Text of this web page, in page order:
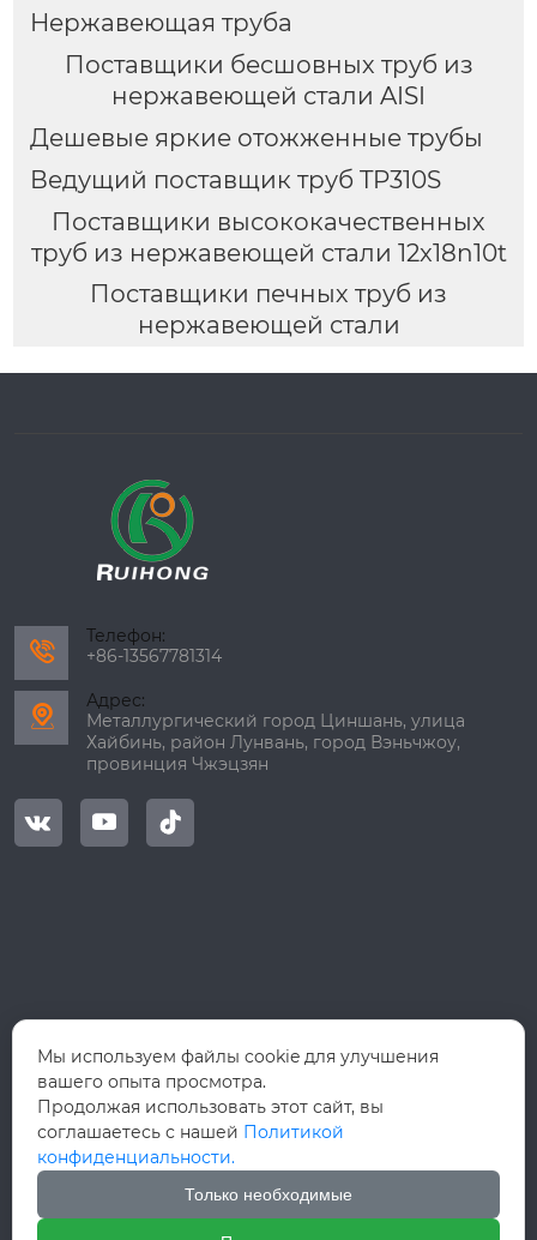
Нержавеющая труба
Поставщики бесшовных труб из
нержавеющей стали AISI
Дешевые яркие отожженные трубы
Ведущий поставщик труб TP310S
Поставщики высококачественных
труб из нержавеющей стали 12x18n10t
Поставщики печных труб из
нержавеющей стали

Телефон:
+86-13567781314

Адрес:
Металлургический город Циншань, улица
Хайбинь, район Лунвань, город Вэньчжоу,
провинция Чжэцзян
  
Мы используем файлы cookie для улучшения
вашего опыта просмотра.
Продолжая использовать этот сайт, вы
соглашаетесь с нашей Политикой
конфиденциальности.
Только необходимые